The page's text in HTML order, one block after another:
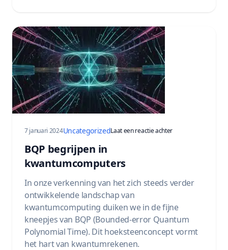
7 januari 2024UncategorizedLaat een reactie achterop Understanding
BQP begrijpen in
kwantumcomputers
In onze verkenning van het zich steeds verder
ontwikkelende landschap van
kwantumcomputing duiken we in de fijne
kneepjes van BQP (Bounded-error Quantum
Polynomial Time). Dit hoeksteenconcept vormt
het hart van kwantumrekenen.